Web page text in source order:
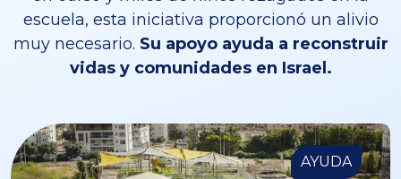
escuela, esta iniciativa proporcionó un alivio
muy necesario. Su apoyo ayuda a reconstruir
vidas y comunidades en Israel.
AYUDA